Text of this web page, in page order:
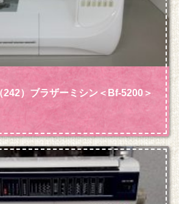
242）ブラザーミシン＜Bf-5200＞